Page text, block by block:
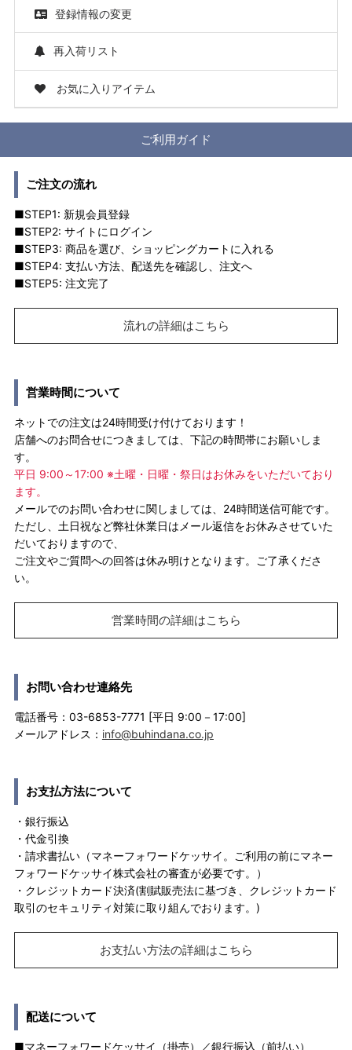
登録情報の変更
再入荷リスト
お気に入りアイテム
ご利用ガイド
ご注文の流れ
■STEP1: 新規会員登録
■STEP2: サイトにログイン
■STEP3: 商品を選び、ショッピングカートに入れる
■STEP4: 支払い方法、配送先を確認し、注文へ
■STEP5: 注文完了
流れの詳細はこちら
営業時間について
ネットでの注文は24時間受け付けております！
店舗へのお問合せにつきましては、下記の時間帯にお願いしま
す。
平日 9:00～17:00 ※土曜・日曜・祭日はお休みをいただいており
ます。
メールでのお問い合わせに関しましては、24時間送信可能です。
ただし、土日祝など弊社休業日はメール返信をお休みさせていた
だいておりますので、
ご注文やご質問への回答は休み明けとなります。ご了承くださ
い。
営業時間の詳細はこちら
お問い合わせ連絡先
電話番号：03-6853-7771 [平日 9:00－17:00]
メールアドレス： info@buhindana.co.jp
お支払方法について
・銀行振込
・代金引換
・請求書払い（マネーフォワードケッサイ。ご利用の前にマネー
フォワードケッサイ株式会社の審査が必要です。）
・クレジットカード決済(割賦販売法に基づき、クレジットカード
取引のセキュリティ対策に取り組んでおります。)
お支払い方法の詳細はこちら
配送について
■マネーフォワードケッサイ（掛売）／銀行振込（前払い）